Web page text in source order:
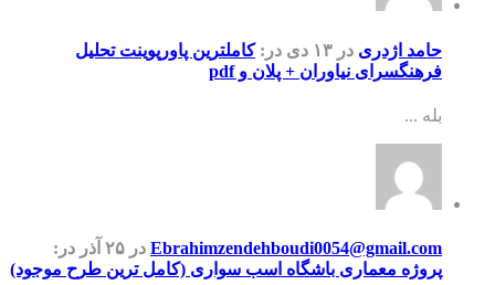
حامد اژدری در ۱۳ دی در:کاملترین پاورپوینت تحلیل
فرهنگسرای نیاوران + پلان و pdf
بله ...
Ebrahimzendehboudi0054@gmail.com در ۲۵ آذر
در:
پروژه معماری باشگاه اسب سواری (کامل ترین طرح موجود)